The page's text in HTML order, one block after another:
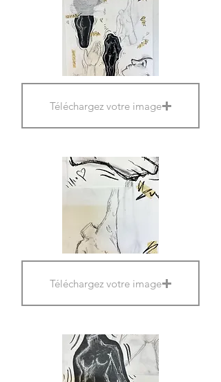
Téléchargez votre image
Téléchargez votre image